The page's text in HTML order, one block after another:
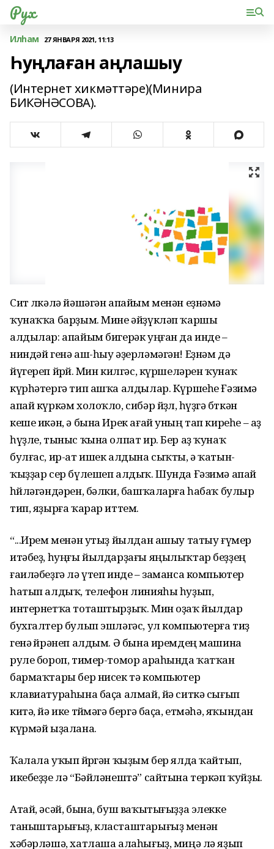
Рух
Илһам 27 ЯНВАРЯ 2021, 11:13
Һуңлаған аңлашыу
(Интернет хикмәттәре)(Минира
БИКӘНӘСОВА).
Сит өлкәлә йәшәгән апайым менән еҙнәмә
ҡунаҡҡа барҙым. Мине әйҙүкләп ҡаршы
алдылар: апайым бигерәк уңған да инде –
ниндәй генә аш-һыу әҙерләмәгән! Еҙнәм дә
йүгереп йөрөй. Мин килгәс, күршеләрен ҡунаҡ
күрһәтергә тип ашҡа алдылар. Күршеһе Ғәзимә
апай күркәм холоҡло, сибәр йөҙлө, һүҙгә бөткән
кеше икән, ә бына Ирек ағай уның тап киреһе – аҙ
һүҙле, тыныс ҡына олпат ир. Бер аҙ ҡунаҡ
булғас, ир-ат ишек алдына сыҡты, ә ҡатын-
ҡыҙҙар сер бүлешеп алдыҡ. Шунда Ғәзимә апай
һөйләгәндәрен, бәлки, башҡаларға һабаҡ булыр
тип, яҙырға ҡарар иттем.
“...Ирем менән утыҙ йылдан ашыу татыу ғүмер
итәбеҙ, һуңғы йылдарҙағы яңылыҡтар беҙҙең
ғаиләбеҙгә лә үтеп инде – заманса компьютер
һатып алдыҡ, телефон линияһы һуҙып,
интернетҡа тоташтырҙыҡ. Мин оҙаҡ йылдар
бухгалтер булып эшләгәс, ул компьютерға тиҙ
генә өйрәнеп алдым. Ә бына иремдең машина
руле бороп, тимер-томор араһында ҡатҡан
бармаҡтары бер нисек тә компьютер
клавиатураһына баҫа алмай, йә ситкә сығып
китә, йә ике төймәгә бергә баҫа, етмәһә, яҡындан
күрмәй ыҙалана.
Ҡалала уҡып йөрөгән ҡыҙым бер ялда ҡайтып,
икебеҙҙе лә “Бәйләнештә” сайтына теркәп ҡуйҙы.
Атай, әсәй, бына, буш ваҡытығыҙҙа элекке
таныштарығыҙ, класташтарығыҙ менән
хәбәрләшә, хатлаша алаһығыҙ, миңә лә яҙып